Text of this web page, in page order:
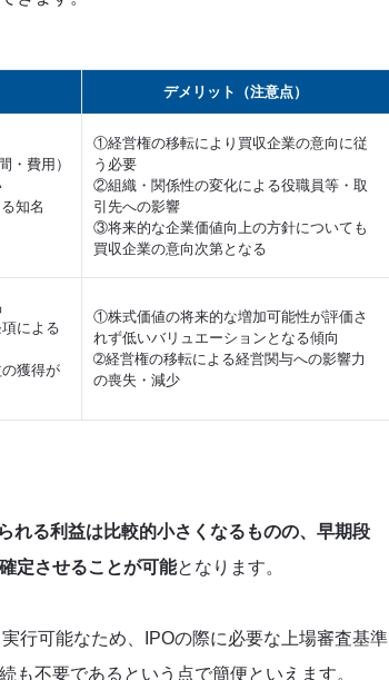
デメリット（注意点）
・費用）
知名
①経営権の移転により買収企業の意向に従
う必要
②組織・関係性の変化による役職員等・取
引先への影響
③将来的な企業価値向上の方針についても
買収企業の意向次第となる
による
獲得が
①株式価値の将来的な増加可能性が評価さ
れず低いバリュエーションとなる傾向
➁経営権の移転による経営関与への影響力
の喪失・減少
れる利益は比較的小さくなるものの、早期段
定させることが可能となります。
行可能なため、IPOの際に必要な上場審査基準
も不要であるという点で簡便といえます。